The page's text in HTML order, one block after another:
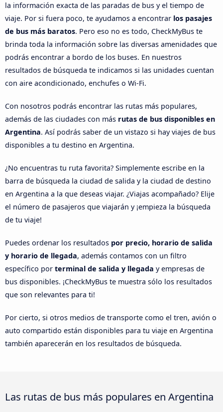
la información exacta de las paradas de bus y el tiempo de
viaje. Por si fuera poco, te ayudamos a encontrar los pasajes
de bus más baratos. Pero eso no es todo, CheckMyBus te
brinda toda la información sobre las diversas amenidades que
podrás encontrar a bordo de los buses. En nuestros
resultados de búsqueda te indicamos si las unidades cuentan
con aire acondicionado, enchufes o Wi-Fi.
Con nosotros podrás encontrar las rutas más populares,
además de las ciudades con más rutas de bus disponibles en
Argentina. Así podrás saber de un vistazo si hay viajes de bus
disponibles a tu destino en Argentina.
¿No encuentras tu ruta favorita? Simplemente escribe en la
barra de búsqueda la ciudad de salida y la ciudad de destino
en Argentina a la que deseas viajar. ¿Viajas acompañado? Elije
el número de pasajeros que viajarán y ¡empieza la búsqueda
de tu viaje!
Puedes ordenar los resultados por precio, horario de salida
y horario de llegada, además contamos con un filtro
específico por terminal de salida y llegada y empresas de
bus disponibles. ¡CheckMyBus te muestra sólo los resultados
que son relevantes para ti!
Por cierto, si otros medios de transporte como el tren, avión o
auto compartido están disponibles para tu viaje en Argentina
también aparecerán en los resultados de búsqueda.
Las rutas de bus más populares en Argentina